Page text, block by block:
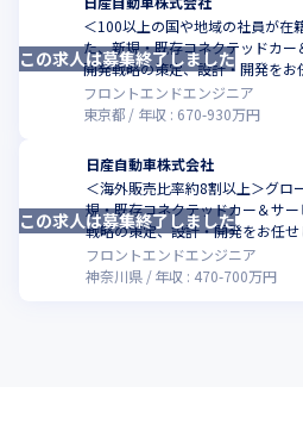
＜100以上の国や地域の社員が在
た、新規・既存コネクテッドカ
開発戦略の策定、設計・開発をお
フロントエンドエンジニア
東京都
年収 : 670-930万円
この求人は募集終了しました
日産自動車株式会社
＜海外販売比率約8割以上＞グロ
規・既存コネクテッドカー＆サ
戦略の策定、設計・開発をお任
フロントエンドエンジニア
神奈川県
年収 : 470-700万円
この求人は募集終了しました